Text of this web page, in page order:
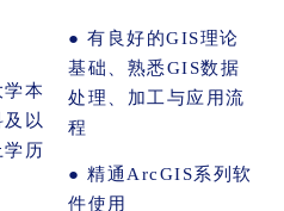
学本
及以
学历
● 有良好的GIS理论
基础、熟悉GIS数据
处理、加工与应用流
程
● 精通ArcGIS系列软
件使用